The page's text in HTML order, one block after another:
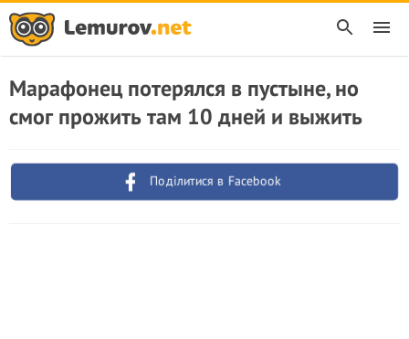
Марафонец потерялся в пустыне, но
смог прожить там 10 дней и выжить
Поділитися в Facebook